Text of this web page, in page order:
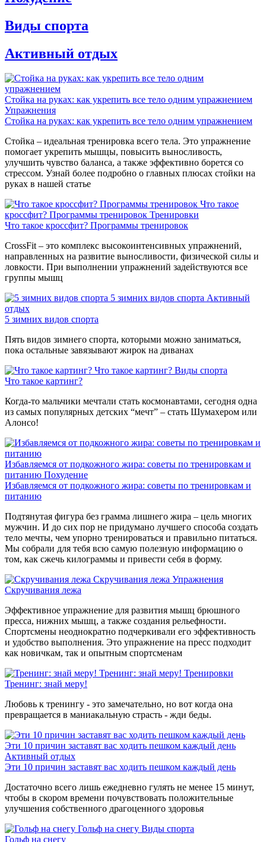
Виды спорта
Активный отдых
Стойка на руках: как укрепить все тело одним упражнением
Упражнения
Стойка на руках: как укрепить все тело одним упражнением
Стойка – идеальная тренировка всего тела. Это упражнение
помогает укрепить мышцы, повысить выносливость,
улучшить чувство баланса, а также эффективно борется со
стрессом. Узнай более подробно о главных плюсах стойки на
руках в нашей статье
Что такое
кроссфит? Программы тренировок Тренировки
Что такое кроссфит? Программы тренировок
CrossFit – это комплекс высокоинтенсивных упражнений,
направленных на развитие выносливости, физической силы и
ловкости. При выполнении упражнений задействуются все
группы мышц
5 зимних видов спорта Активный
отдых
5 зимних видов спорта
Пять видов зимнего спорта, которыми можно заниматься,
пока остальные завязывают жирок на диванах
Что такое картинг? Виды спорта
Что такое картинг?
Когда-то мальчики мечтали стать космонавтами, сегодня одна
из самых популярных детских “мечт” – стать Шумахером или
Алонсо!
Избавляемся от подкожного жира: советы по тренировкам и
питанию Похудение
Избавляемся от подкожного жира: советы по тренировкам и
питанию
Подтянутая фигура без грамма лишнего жира – цель многих
мужчин. И до сих пор не придумано лучшего способа создать
тело мечты, чем упорно тренироваться и правильно питаться.
Мы собрали для тебя всю самую полезную информацию о
том, как сжечь килограммы и привести себя в форму.
Скручивания лежа Упражнения
Скручивания лежа
Эффективное упражнение для развития мышц брюшного
пресса, нижних мышц, а также создания рельефности.
Спортсмены неоднократно подчеркивали его эффективность
и удобство выполнения. Это упражнение на пресс подходит
как новичкам, так и опытным спортсменам
Тренинг: знай меру! Тренировки
Тренинг: знай меру!
Любовь к тренингу - это замечательно, но вот когда она
превращается в маниакальную страсть - жди беды.
Эти 10 причин заставят вас ходить пешком каждый день
Активный отдых
Эти 10 причин заставят вас ходить пешком каждый день
Достаточно всего лишь ежедневно гулять не менее 15 минут,
чтобы в скором времени почувствовать положительные
улучшения собственного драгоценного здоровья
Гольф на снегу Виды спорта
Гольф на снегу